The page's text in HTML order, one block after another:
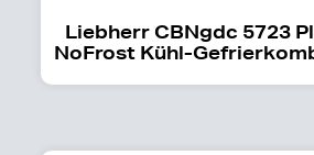
Liebherr CBNgdc 5723
NoFrost Kühl-